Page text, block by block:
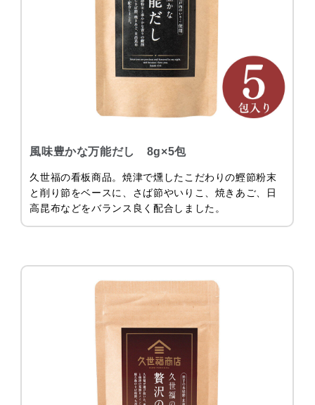
風味豊かな万能だし 8g×5包
久世福の看板商品。焼津で燻したこだわりの鰹節粉末
と削り節をベースに、さば節やいりこ、焼きあご、日
高昆布などをバランス良く配合しました。